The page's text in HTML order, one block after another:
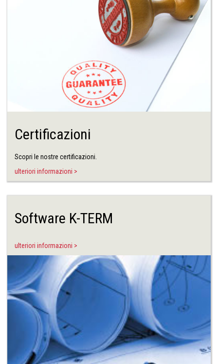
Certificazioni
Scopri le nostre certificazioni.
ulteriori informazioni >
Software K-TERM
ulteriori informazioni >